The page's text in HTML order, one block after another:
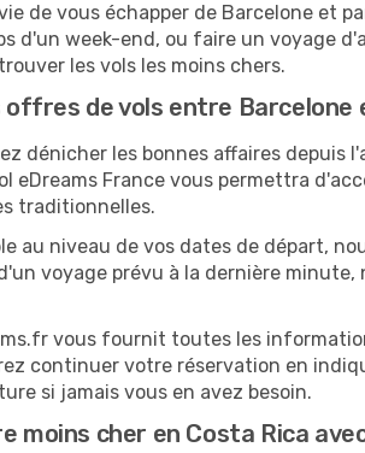
de vous échapper de Barcelone et
d'un week-end, ou faire un voyage
les vols les moins chers.
offres de vols entre Barcelone
dénicher les bonnes affaires depuis
eDreams France vous permettra
traditionnelles.
au niveau de vos dates de départ,
voyage prévu à la dernière
vous fournit toutes les
continuer votre réservation en
si jamais vous en avez besoin.
moins cher en Costa Rica